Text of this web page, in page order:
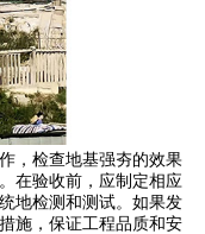
，检查地基强夯的效果
在验收前，应制定相应
地检测和测试。如果发
施，保证工程品质和安